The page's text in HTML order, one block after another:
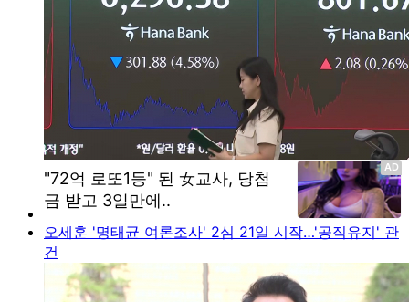
오세훈 '명태균 여론조사' 2심 21일 시작…'공직유지' 관
건